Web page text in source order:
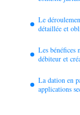
Le
détaillée et
Les bénéfices
débiteur et
La dation en
applications